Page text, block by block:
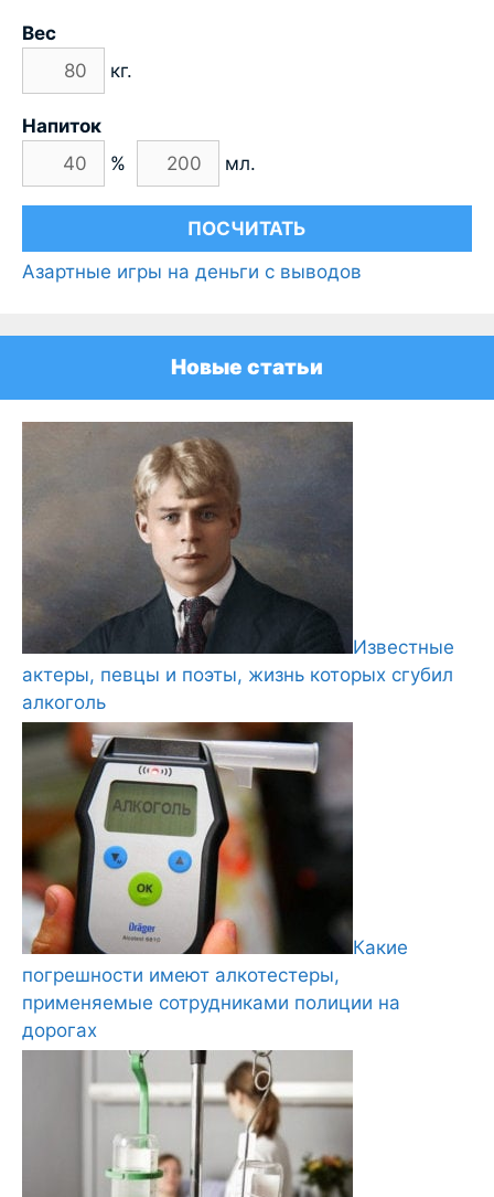
Вес
кг.
Напиток
%
мл.
Азартные игры на деньги с выводов
Новые статьи
Известные
актеры, певцы и поэты, жизнь которых сгубил
алкоголь
Какие
погрешности имеют алкотестеры,
применяемые сотрудниками полиции на
дорогах